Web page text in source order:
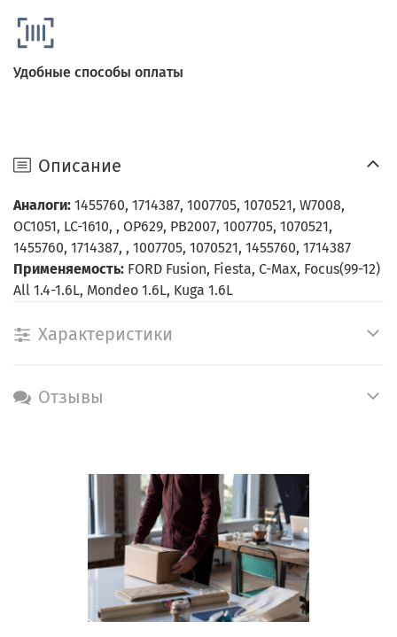
Удобные способы оплаты
Описание
Аналоги: 1455760, 1714387, 1007705, 1070521, W7008,
OC1051, LC-1610, , OP629, PB2007, 1007705, 1070521,
1455760, 1714387, , 1007705, 1070521, 1455760, 1714387
Применяемость: FORD Fusion, Fiesta, C-Max, Focus(99-12)
All 1.4-1.6L, Mondeo 1.6L, Kuga 1.6L
Характеристики
Отзывы